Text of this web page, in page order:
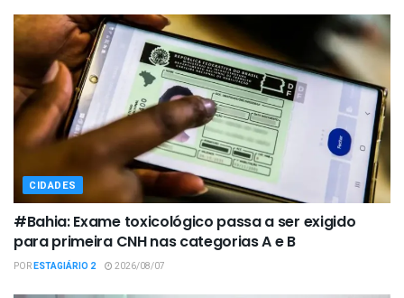
CIDADES
#Bahia: Exame toxicológico passa a ser exigido
para primeira CNH nas categorias A e B
PORESTAGIÁRIO 2 2026/08/07